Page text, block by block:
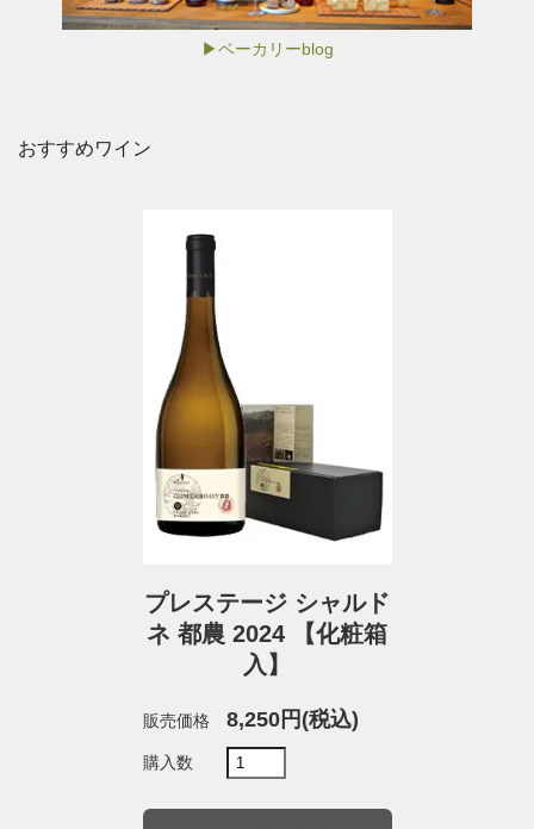
▶ベーカリーblog
おすすめワイン
プレステージ シャルド
ネ 都農 2024 【化粧箱
入】
販売価格 8,250円(税込)
購入数